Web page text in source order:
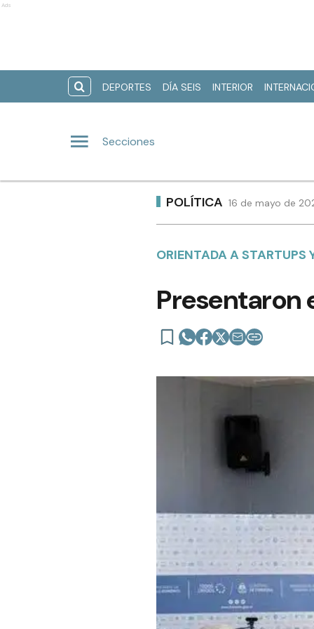
Ads
DEPORTES DÍA SEIS INTERIOR
Secciones
POLÍTICA 16 de mayo de
ORIENTADA A STARTUPS
Presentaron